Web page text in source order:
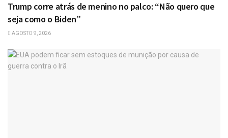
Trump corre atrás de menino no palco: “Não quero que
seja como o Biden”
AGOSTO 9, 2026